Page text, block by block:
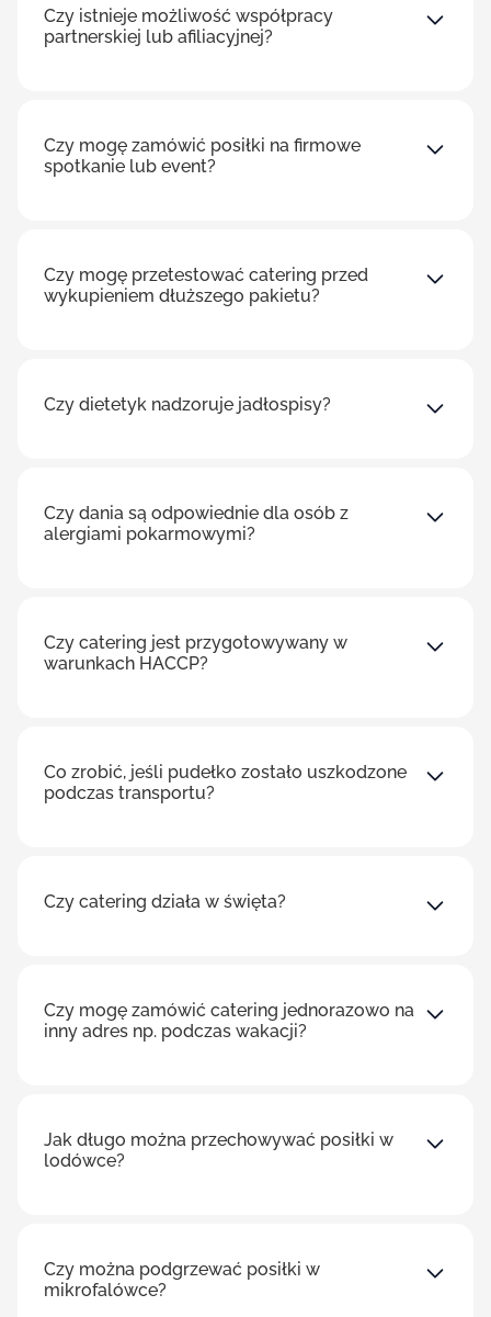
Czy istnieje możliwość współpracy
partnerskiej lub afiliacyjnej?
Czy mogę zamówić posiłki na firmowe
spotkanie lub event?
Czy mogę przetestować catering przed
wykupieniem dłuższego pakietu?
Czy dietetyk nadzoruje jadłospisy?
Czy dania są odpowiednie dla osób z
alergiami pokarmowymi?
Czy catering jest przygotowywany w
warunkach HACCP?
Co zrobić, jeśli pudełko zostało uszkodzone
podczas transportu?
Czy catering działa w święta?
Czy mogę zamówić catering jednorazowo na
inny adres np. podczas wakacji?
Jak długo można przechowywać posiłki w
lodówce?
Czy można podgrzewać posiłki w
mikrofalówce?